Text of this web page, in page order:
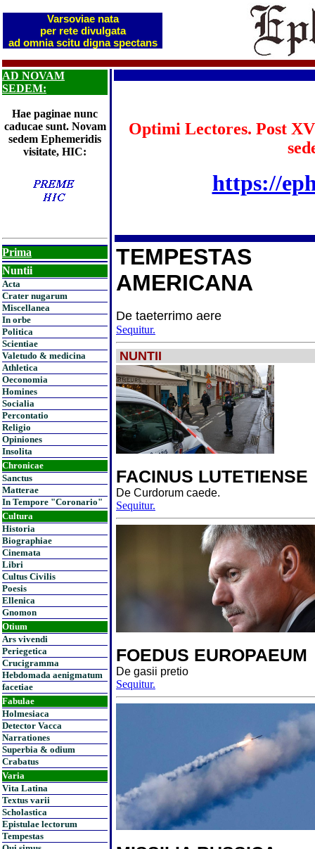
Varsoviae nata
per rete divulgata
ad omnia scitu digna spectans
AD NOVAM
SEDEM:
Hae paginae nunc
caducae sunt. Novam
sedem Ephemeridis
visitate, HIC:
Prima
Nuntii
Acta
Crater nugarum
Miscellanea
In orbe
Politica
Scientiae
Valetudo & medicina
Athletica
Oeconomia
Homines
Socialia
Percontatio
Religio
Opiniones
Insolita
Chronicae
Sanctus
Matterae
In Tempore "Coronario"
Cultura
Historia
Biographiae
Cinemata
Libri
Cultus Civilis
Poesis
Ellenica
Gnomon
Otium
Ars vivendi
Periegetica
Crucigramma
Hebdomada aenigmatum
facetiae
Fabulae
Holmesiaca
Detector Vacca
Narrationes
Superbia & odium
Crabatus
Varia
Vita Latina
Textus varii
Scholastica
Epistulae lectorum
Tempestas
Optimi Lectores. Post
https://
TEMPESTAS
AMERICANA
De taeterrimo aere
Sequitur.
NUNTII
FACINUS LUTETIENSE
De Curdorum caede.
Sequitur.
FOEDUS EUROPAEUM
De gasii pretio
Sequitur.